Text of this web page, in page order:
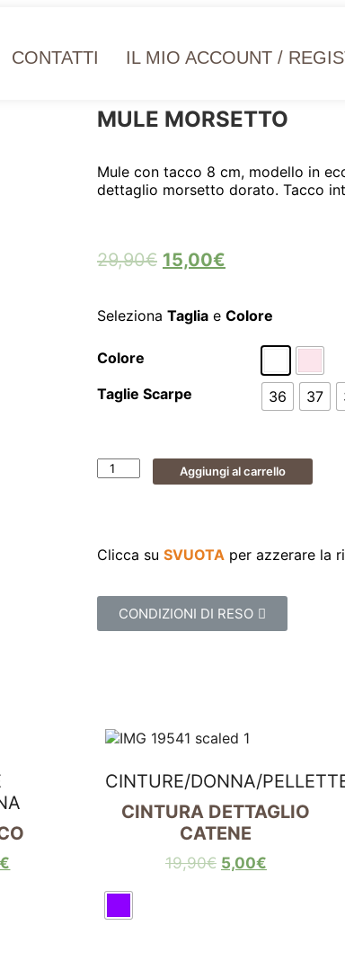
CONTATTI IL MIO ACCOUNT /
MULE MORSETTO
Mule con tacco 8 cm, modello in
dettaglio morsetto dorato. Tacco
29,90€ 15,00€
Seleziona Taglia e Colore
Colore
Taglie Scarpe
36 37
Aggiungi al carrello
Clicca su SVUOTA per azzerare la
CONDIZIONI DI RESO
€
CINTURE/DONNA/
CINTURA DETTAGLIO
CATENE
19,90€ 5,00€